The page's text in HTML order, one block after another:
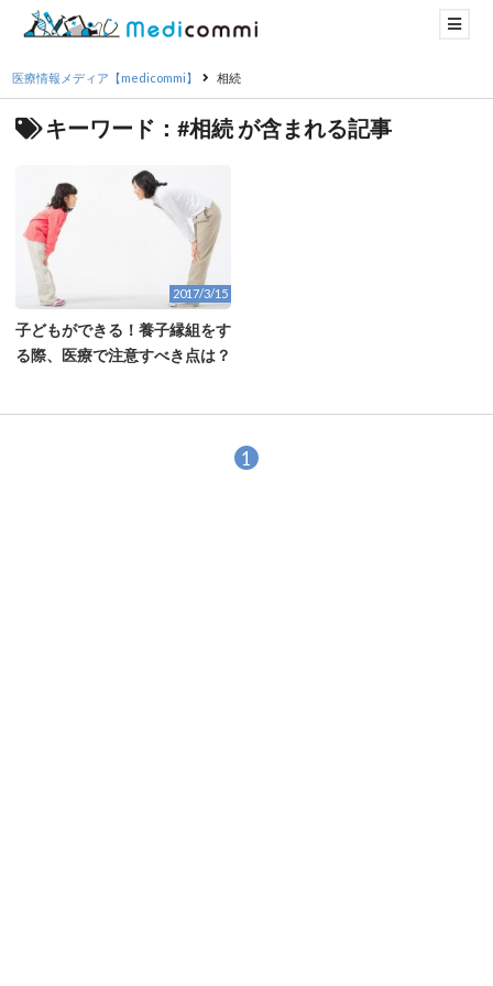
医療情報メディア【medicommi】 相続
キーワード：#相続 が含まれる記事
2017/3/15
子どもができる！養子縁組をす
る際、医療で注意すべき点は？
1